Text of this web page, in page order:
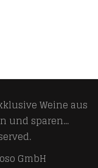
Weine aus
und sparen...
GmbH